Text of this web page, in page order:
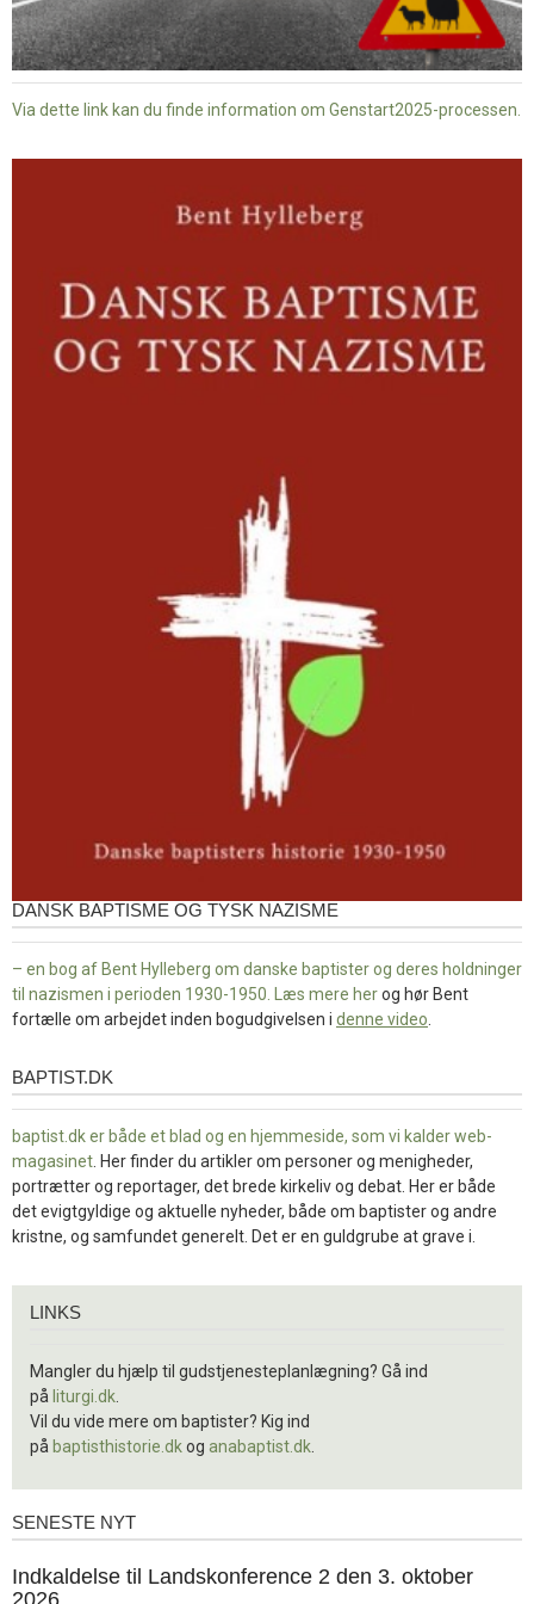
Via dette link kan du finde information om Genstart2025-processen.
DANSK BAPTISME OG TYSK NAZISME
– en bog af Bent Hylleberg om danske baptister og deres holdninger
til nazismen i perioden 1930-1950. Læs mere herog hør Bent
fortælle om arbejdet inden bogudgivelsen i denne video
baptist.dk
BAPTIST.DK
baptist.dk er både et blad og en hjemmeside, som vi kalder web-
magasinet . Her finder du artikler om personer og menigheder,
portrætter og reportager, det brede kirkeliv og debat. Her er både
det evigtgyldige og aktuelle nyheder, både om baptister og andre
kristne, og samfundet generelt. Det er en guldgrube at grave i.
LINKS
Mangler du hjælp til gudstjenesteplanlægning? Gå ind
på liturgi.dk
Vil du vide mere om baptister? Kig ind
på baptisthistorie.dkog anabaptist.dk
Seneste
SENESTE NYT
1.
jul.
Indkaldelse til Landskonference 2 den 3. oktober
2026